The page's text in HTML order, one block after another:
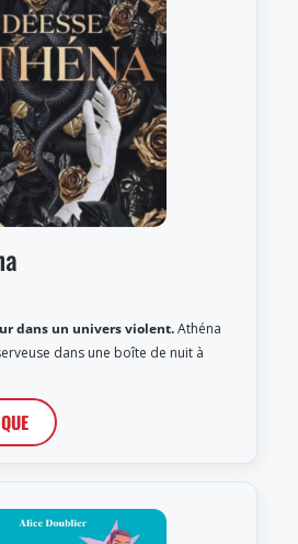
dans un univers violent.Athéna
dans une boîte de nuit à